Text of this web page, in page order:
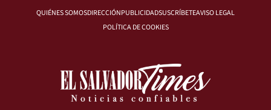
QUIÉNES SOMOSDIRECCIÓNPUBLICIDADSUSCRÍBETEAVISO LEGAL
POLÍTICA DE COOKIES